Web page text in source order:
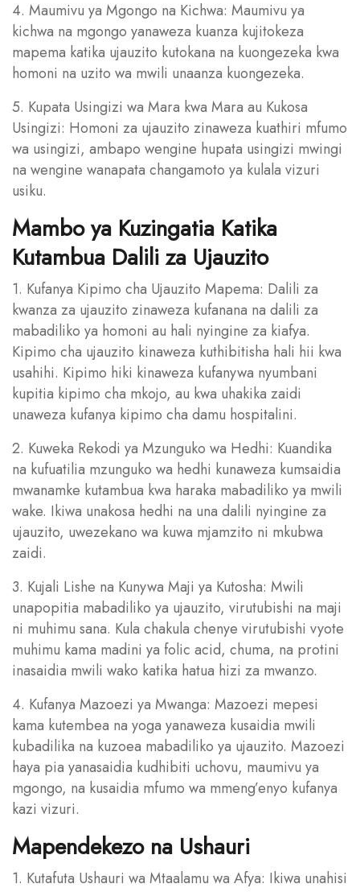
4. Maumivu ya Mgongo na Kichwa: Maumivu ya
kichwa na mgongo yanaweza kuanza kujitokeza
mapema katika ujauzito kutokana na kuongezeka kwa
homoni na uzito wa mwili unaanza kuongezeka.
5. Kupata Usingizi wa Mara kwa Mara au Kukosa
Usingizi: Homoni za ujauzito zinaweza kuathiri mfumo
wa usingizi, ambapo wengine hupata usingizi mwingi
na wengine wanapata changamoto ya kulala vizuri
usiku.
Mambo ya Kuzingatia Katika
Kutambua Dalili za Ujauzito
1. Kufanya Kipimo cha Ujauzito Mapema: Dalili za
kwanza za ujauzito zinaweza kufanana na dalili za
mabadiliko ya homoni au hali nyingine za kiafya.
Kipimo cha ujauzito kinaweza kuthibitisha hali hii kwa
usahihi. Kipimo hiki kinaweza kufanywa nyumbani
kupitia kipimo cha mkojo, au kwa uhakika zaidi
unaweza kufanya kipimo cha damu hospitalini.
2. Kuweka Rekodi ya Mzunguko wa Hedhi: Kuandika
na kufuatilia mzunguko wa hedhi kunaweza kumsaidia
mwanamke kutambua kwa haraka mabadiliko ya mwili
wake. Ikiwa unakosa hedhi na una dalili nyingine za
ujauzito, uwezekano wa kuwa mjamzito ni mkubwa
zaidi.
3. Kujali Lishe na Kunywa Maji ya Kutosha: Mwili
unapopitia mabadiliko ya ujauzito, virutubishi na maji
ni muhimu sana. Kula chakula chenye virutubishi vyote
muhimu kama madini ya folic acid, chuma, na protini
inasaidia mwili wako katika hatua hizi za mwanzo.
4. Kufanya Mazoezi ya Mwanga: Mazoezi mepesi
kama kutembea na yoga yanaweza kusaidia mwili
kubadilika na kuzoea mabadiliko ya ujauzito. Mazoezi
haya pia yanasaidia kudhibiti uchovu, maumivu ya
mgongo, na kusaidia mfumo wa mmeng’enyo kufanya
kazi vizuri.
Mapendekezo na Ushauri
1. Kutafuta Ushauri wa Mtaalamu wa Afya: Ikiwa unahisi